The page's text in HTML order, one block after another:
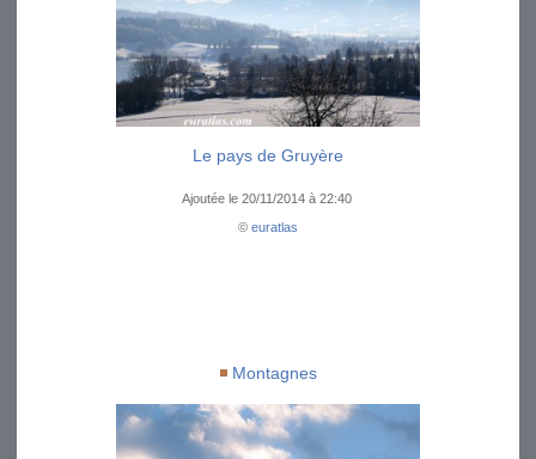
Le pays de Gruyère
Ajoutée le 20/11/2014 à 22:40
© euratlas
Montagnes